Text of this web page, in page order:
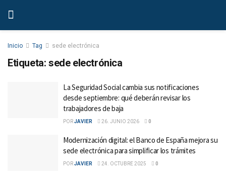
Inicio Tag sede electrónica
Etiqueta: sede electrónica
La Seguridad Social cambia sus notificaciones
desde septiembre: qué deberán revisar los
trabajadores de baja
PORJAVIER 26. JUNIO 2026 0
Modernización digital: el Banco de España mejora su
sede electrónica para simplificar los trámites
PORJAVIER 24. OCTUBRE 2025 0